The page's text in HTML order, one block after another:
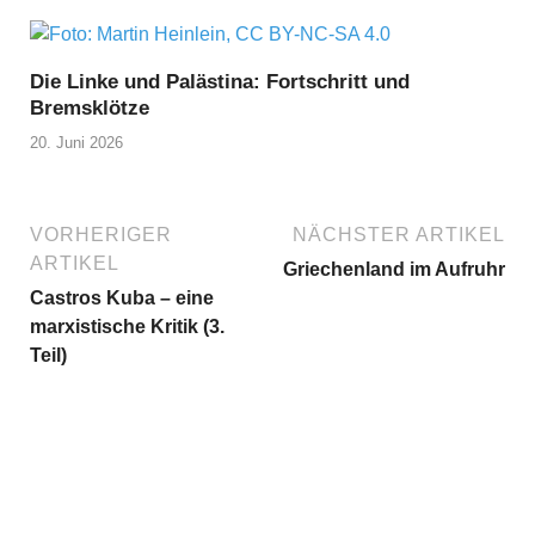
Die Linke und Palästina: Fortschritt und
Bremsklötze
20. Juni 2026
VORHERIGER
ARTIKEL
Castros Kuba – eine
marxistische Kritik (3.
Teil)
NÄCHSTER ARTIKEL
Griechenland im Aufruhr